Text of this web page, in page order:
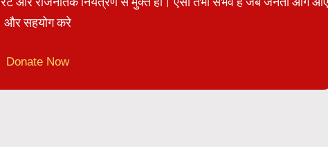
और सहयोग करे
Donate Now